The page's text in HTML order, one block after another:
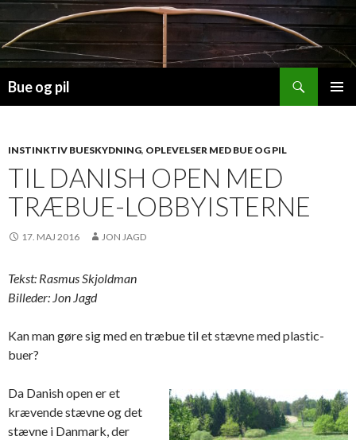
Bue og pil
INSTINKTIV BUESKYDNING, OPLEVELSER MED BUE OG PIL
TIL DANISH OPEN MED
TRÆBUE-LOBBYISTERNE
17. MAJ 2016 JON JAGD
Tekst: Rasmus Skjoldman
Billeder: Jon Jagd
Kan man gøre sig med en træbue til et stævne med plastic-
buer?
Da Danish open er et
krævende stævne og det
stævne i Danmark, der